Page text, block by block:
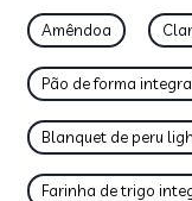
Amêndoa
Pão de forma
Blanquet de peru
Farinha de trigo